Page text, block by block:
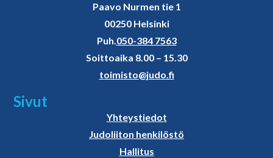
Paavo Nurmen tie 1
00250 Helsinki
Puh.050-384 7563
Soittoaika 8.00 – 15.30
toimisto@judo.fi
Sivut
Yhteystiedot
Judoliiton henkilöstö
Hallitus